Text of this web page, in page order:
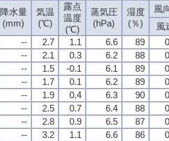
降水量
(mm)
気温
(℃)
露点
温度
(℃)
蒸気圧
(hPa)
湿度
(％)
風
風
-- 2.7 1.1 6.6 89
-- 2.1 0.3 6.2 88
-- 1.5 -0.1 6.1 89
-- 1.7 0.1 6.2 89
-- 1.9 0.4 6.3 90
-- 2.5 0.7 6.4 88
-- 2.8 0.9 6.5 87
-- 3.2 1.1 6.6 86